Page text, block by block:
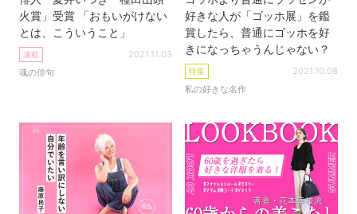
火賞」受賞 「おもいがけない
とは、こういうこと」
連載
魂の俳句
2021.11.03
好きな人が「ゴッホ展」を鑑
賞したら、普通にゴッホを好
きになっちゃうんじゃない？
特集
私の好きな名作
2021.10.08